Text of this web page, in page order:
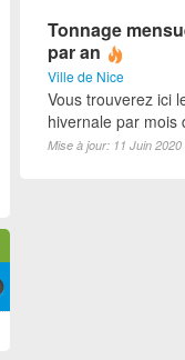
Tonnage
par an
Ville de Nice
Vous trouverez ici
hivernale par
Mise à jour: 11 Juin 2020